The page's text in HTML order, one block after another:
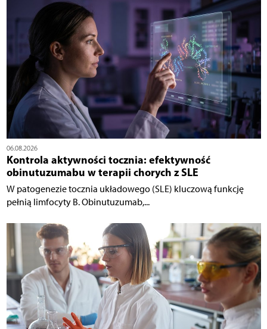
06.08.2026
Kontrola aktywności tocznia: efektywność
obinutuzumabu w terapii chorych z SLE
W patogenezie tocznia układowego (SLE) kluczową funkcję
pełnią limfocyty B. Obinutuzumab,...